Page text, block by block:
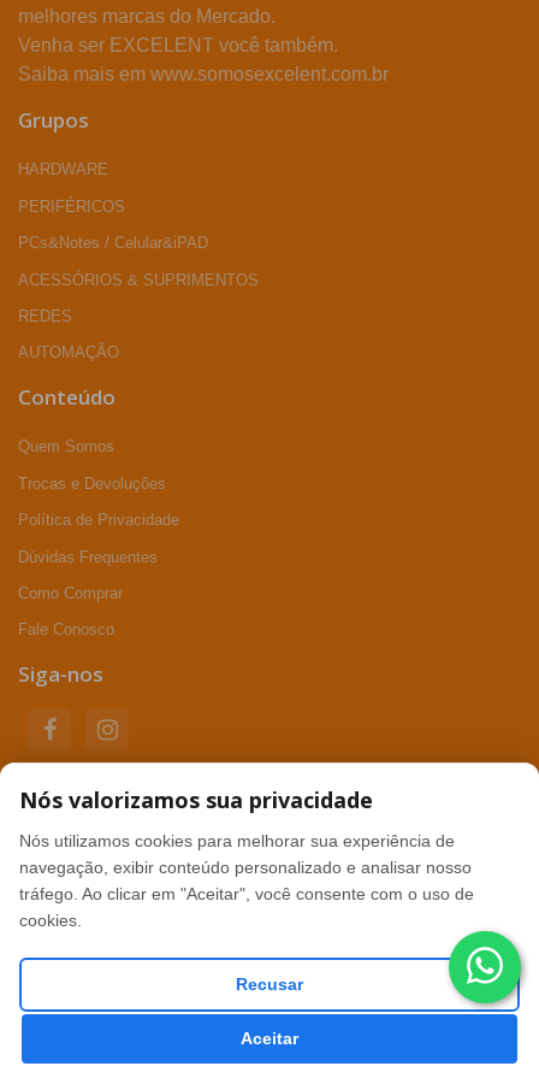
melhores marcas do Mercado.
Venha ser EXCELENT você também.
Saiba mais em www.somosexcelent.com.br
Grupos
HARDWARE
PERIFÉRICOS
PCs&Notes / Celular&iPAD
ACESSÓRIOS & SUPRIMENTOS
REDES
AUTOMAÇÃO
Conteúdo
Quem Somos
Trocas e Devoluções
Política de Privacidade
Dúvidas Frequentes
Como Comprar
Fale Conosco
Siga-nos
Formas de pagamento
Segurança
Excelent Soluções Digitais - CNPJ: 07.682.215/0001-89 ©
Todos os direitos reservados. 2026
Nós valorizamos sua privacidade
Nós utilizamos cookies para melhorar sua experiência de
navegação, exibir conteúdo personalizado e analisar nosso
tráfego. Ao clicar em "Aceitar", você consente com o uso de
cookies.
Recusar
Aceitar